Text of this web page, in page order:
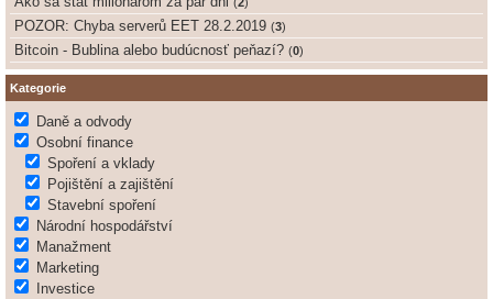
POZOR: Chyba serverů EET 28.2.2019 (3)
Bitcoin - Bublina alebo budúcnosť peňazí? (0)
Kategorie
Daně a odvody
Osobní finance
Spoření a vklady
Pojištění a zajištění
Stavební spoření
Národní hospodářství
Manažment
Marketing
Investice